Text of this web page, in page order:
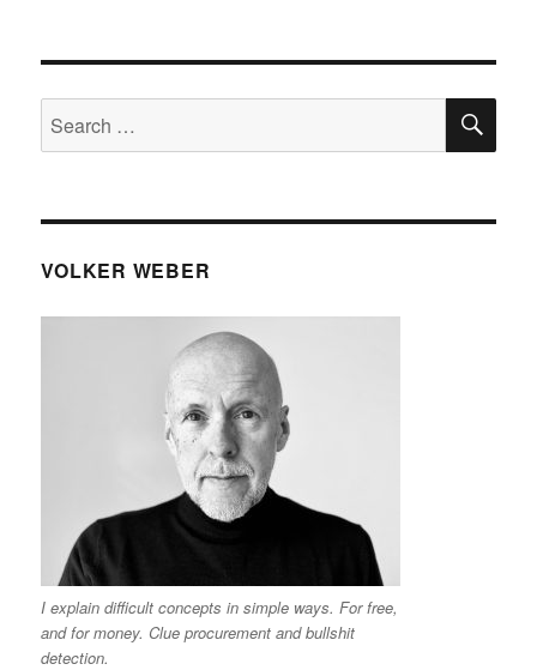
Search
for:
VOLKER WEBER
I explain difficult concepts in simple ways. For free,
and for money. Clue procurement and bullshit
detection.